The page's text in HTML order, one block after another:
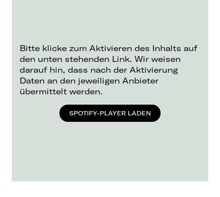
Bitte klicke zum Aktivieren des Inhalts auf
den unten stehenden Link. Wir weisen
darauf hin, dass nach der Aktivierung
Daten an den jeweiligen Anbieter
übermittelt werden.
SPOTIFY-PLAYER LADEN